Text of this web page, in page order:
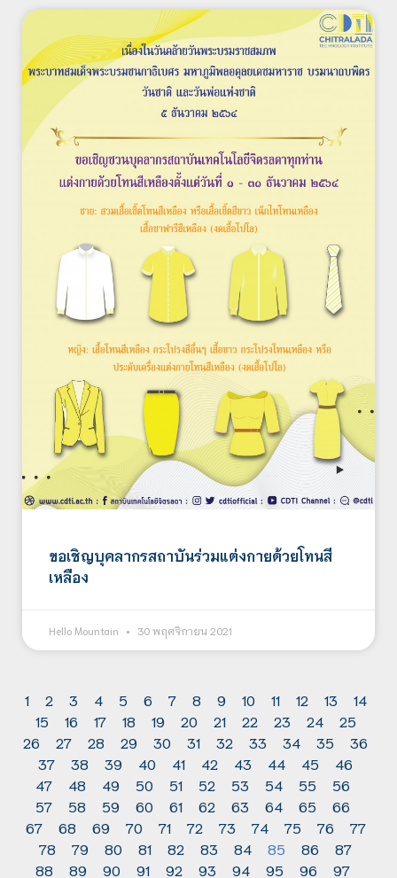
ขอเชิญบุคลากรสถาบันร่วมแต่งกายด้วยโทนสี
เหลือง
Hello Mountain 30 พฤศจิกายน 2021
1 2 3 4 5 6 7 8 9 10 11 12 13
14
15
16 17 18 19 20 21 22 23 24
25
26
27 28 29 30 31 32 33 34 35
36
37
38 39 40 41 42 43 44 45
46
47
48 49 50 51 52 53 54 55
56
57
58 59 60 61 62 63 64 65
66
67
68 69 70 71 72 73 74 75 76
77
78
79 80 81 82 83 84 85 86
87
88
89 90 91 92 93 94 95 96
97